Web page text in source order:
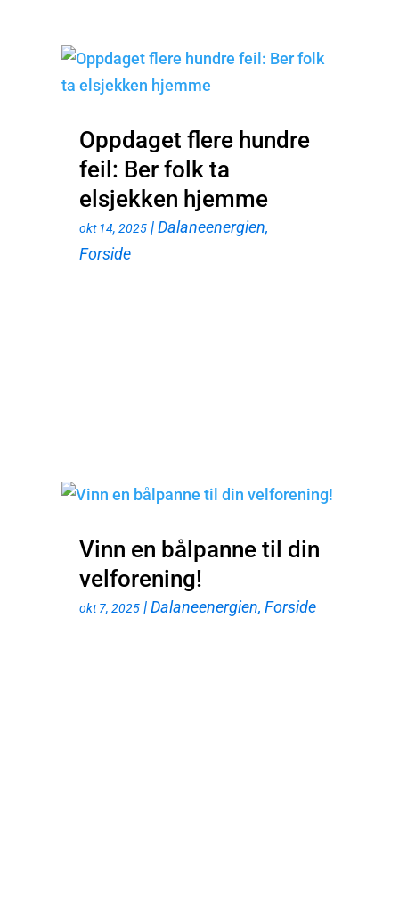
Oppdaget flere hundre
feil: Ber folk ta
elsjekken hjemme
okt 14, 2025|Dalaneenergien,
Forside
Vinn en bålpanne til din
velforening!
okt 7, 2025|Dalaneenergien, Forside